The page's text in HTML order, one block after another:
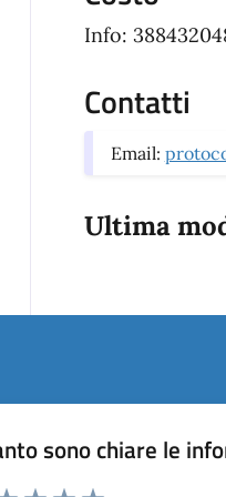
Info:
Contatti
Email:
Ultima
sono chiare le
da 1 a 5 stelle la pagina